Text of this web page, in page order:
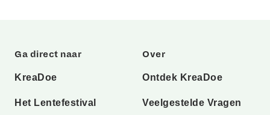
Ga direct naar
KreaDoe
Het Lentefestival
Over
Ontdek KreaDoe
Veelgestelde Vragen